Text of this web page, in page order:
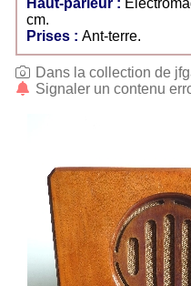
Haut-parleur :
cm.
Prises : Ant-terre.
Dans la collection de
Signaler un contenu